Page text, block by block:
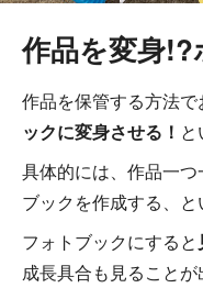
作品を変身!?
作品を保管する方法で
ックに変身させる！
具体的には、作品一
ブックを作成する、と
フォトブックにすると
成長具合も見ること